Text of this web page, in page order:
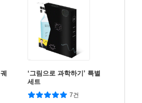
‘그림으로 과학하기’ 특별
세트
7건